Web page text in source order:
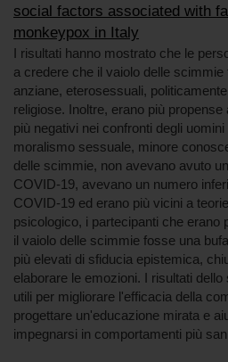
social factors associated with
monkeypox in Italy
I risultati hanno mostrato che le
a credere che il vaiolo delle
anziane, eterosessuali,
religiose. Inoltre, erano più
più negativi nei confronti degli
moralismo sessuale, minore
delle scimmie, non avevano avuto
COVID-19, avevano un numero
COVID-19 ed erano più vicini a
psicologico, i partecipanti che erano
il vaiolo delle scimmie fosse una
più elevati di sfiducia epistemica,
elaborare le emozioni. I risultati
utili per migliorare l'efficacia della
progettare un'educazione mirata e
impegnarsi in comportamenti più